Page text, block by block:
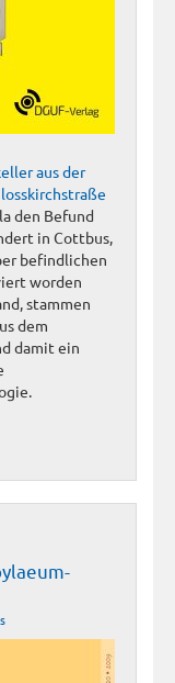
aus der
den Befund
in Cottbus,
befindlichen
worden
stammen
dem
damit ein